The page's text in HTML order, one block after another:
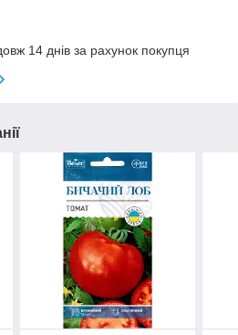
14 днів за рахунок покупця